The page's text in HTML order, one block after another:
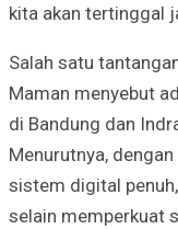
kita akan tertinggal
Salah satu
Maman menyebut
di Bandung dan
Menurutnya,
sistem digital
selain memperkuat